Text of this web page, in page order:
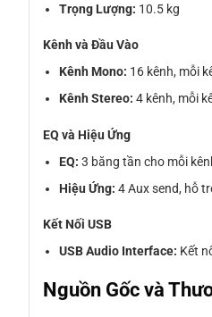
Trọng Lượng: 10.5 kg
Kênh và Đầu Vào
Kênh Mono: 16 kênh, mỗi
Kênh Stereo: 4 kênh, mỗi
EQ và Hiệu Ứng
EQ: 3 băng tần cho mỗi
Hiệu Ứng: 4 Aux send, hỗ
Kết Nối USB
USB Audio Interface: Kết
Nguồn Gốc và